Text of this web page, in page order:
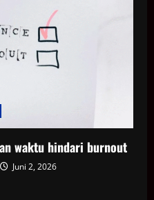
waktu hindari burnout
Juni 2, 2026